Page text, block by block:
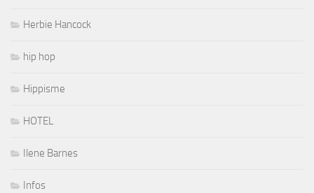
Herbie Hancock
hip hop
Hippisme
HOTEL
Ilene Barnes
Infos